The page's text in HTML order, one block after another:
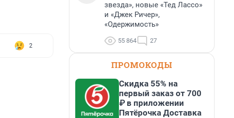
2
звезда», новые «Тед Лассо»
и «Джек Ричер»,
«Одержимость»
55 864 27
ПРОМОКОДЫ
Скидка 55% на
первый заказ от 700
₽ в приложении
Пятёрочка Доставка